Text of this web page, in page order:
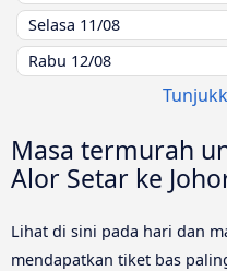
Selasa 11/08
Rabu 12/08
Masa termurah
Alor Setar ke
Lihat di sini pada hari dan
mendapatkan tiket bas